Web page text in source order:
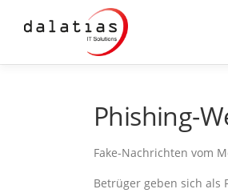
Inhalt
Phishing-
Fake-Nachrichten vom
Betrüger geben sich als